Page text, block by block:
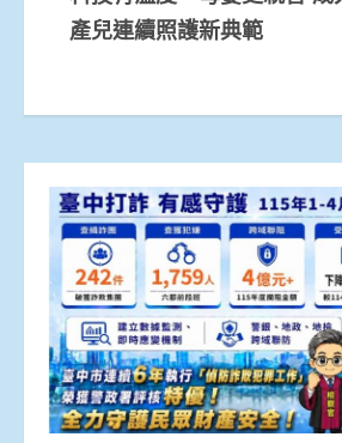
產兒連續照護新典範